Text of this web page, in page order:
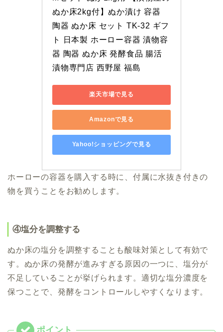
ぬか床2kg付】ぬか漬け 容器
陶器 ぬか床 セット TK-32 ギフ
ト 日本製 ホーロー容器 漬物容
器 陶器 ぬか床 発酵食品 腸活
漬物専門店 西野屋 福島
楽天市場で見る
Amazonで見る
Yahoo!ショッピングで見る
ホーローの容器を購入する時に、付属に水抜き付きの
物を買うことをお勧めします。
④塩分を調整する
ぬか床の塩分を調整することも酸味対策として有効で
す。ぬか床の発酵が進みすぎる原因の一つに、塩分が
不足していることが挙げられます。適切な塩分濃度を
保つことで、発酵をコントロールしやすくなります。